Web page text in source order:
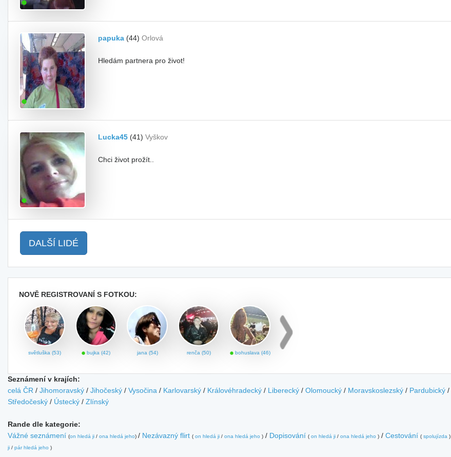
papuka (44) Orlová
Hledám partnera pro život!
Lucka45 (41) Vyškov
Chci život prožít..
DALŠÍ LIDÉ
NOVĚ REGISTROVANÍ S FOTKOU:
světluška (53) bujka (42) jana (54) renča (50) bohuslava (46)
Seznámení v krajích:
celá ČR / Jihomoravský / Jihočeský / Vysočina / Karlovarský / Královéhradecký / Liberecký / Olomoucký / Moravskoslezský / Pardubický /
Středočeský / Ústecký / Zlínský
Rande dle kategorie:
Vážné seznámení (on hledá ji / ona hledá jeho) / Nezávazný flirt ( on hledá ji / ona hledá jeho ) / Dopisování ( on hledá ji / ona hledá jeho ) / Cestování ( spolujízda )
ji / pár hledá jeho )